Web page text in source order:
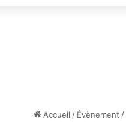
Accueil / Évènement /